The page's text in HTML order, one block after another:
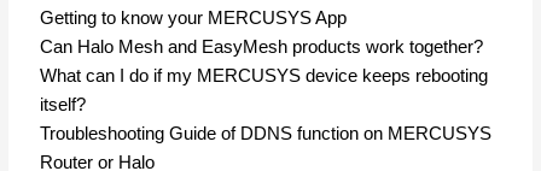
Getting to know your MERCUSYS App
Can Halo Mesh and EasyMesh products work together?
What can I do if my MERCUSYS device keeps rebooting
itself?
Troubleshooting Guide of DDNS function on MERCUSYS
Router or Halo